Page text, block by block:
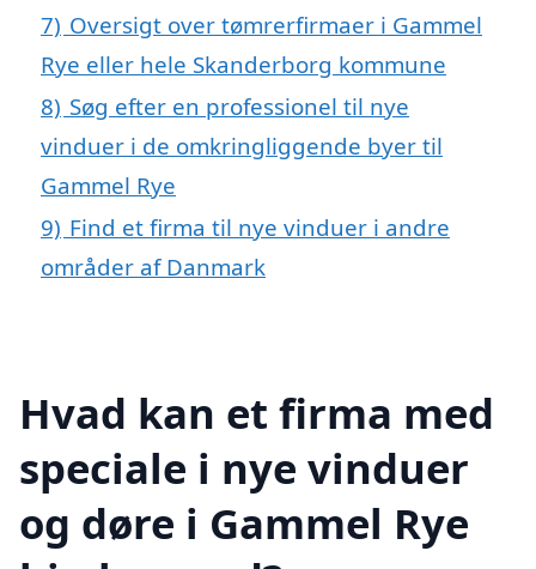
7) Oversigt over tømrerfirmaer i Gammel
Rye eller hele Skanderborg kommune
8) Søg efter en professionel til nye
vinduer i de omkringliggende byer til
Gammel Rye
9) Find et firma til nye vinduer i andre
områder af Danmark
Hvad kan et firma med
speciale i nye vinduer
og døre i Gammel Rye